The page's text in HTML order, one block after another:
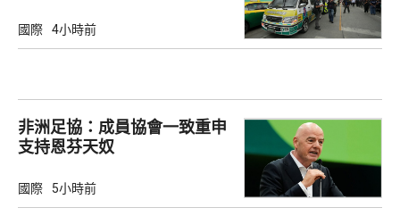
國際 4小時前
非洲足協：成員協會一致重申
支持恩芬天奴
國際 5小時前